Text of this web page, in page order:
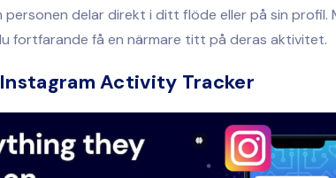
personen delar direkt i ditt flöde eller på sin profil.
fortfarande få en närmare titt på deras aktivitet.
Activity Tracker